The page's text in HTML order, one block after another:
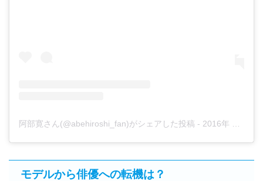
阿部寛さん(@abehiroshi_fan)がシェアした投稿 - 2016年 6月月12日午前4時08分PDT
モデルから俳優への転機は？